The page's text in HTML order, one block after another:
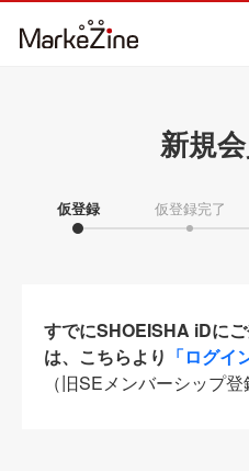
新規
仮登録 仮登録完了
すでにSHOEISHA iDに
は、こちらより 「ログイ
（旧SEメンバーシップ登